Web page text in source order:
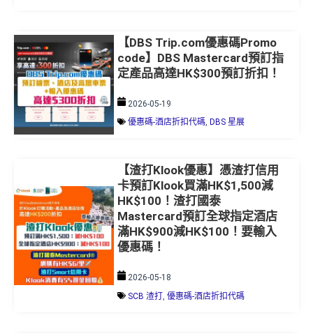
【DBS Trip.com優惠碼Promo
code】DBS Mastercard預訂指
定產品高達HK$300預訂折扣！
2026-05-19
優惠碼-酒店折扣代碼, DBS 星展
【渣打Klook優惠】憑渣打信用
卡預訂Klook買滿HK$1,500減
HK$100！渣打國泰
Mastercard預訂全球指定酒店
滿HK$900減HK$100！要輸入
優惠碼！
2026-05-18
SCB 渣打 , 優惠碼-酒店折扣代碼